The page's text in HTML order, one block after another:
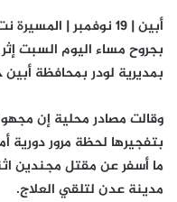
أبين | 19 نوفمبر |
بجروح مساء اليوم السبت
بمديرية لودر بمحافظة
وقالت مصادر محلية إن
بتفجيرها لحظة مرور دورية
ما أسفر عن مقتل مجندين
مدينة عدن لتلقي العلاج.